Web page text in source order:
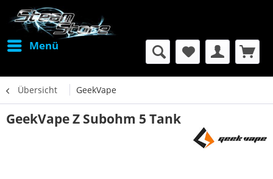
Menü
Übersicht GeekVape
GeekVape Z Subohm 5 Tank